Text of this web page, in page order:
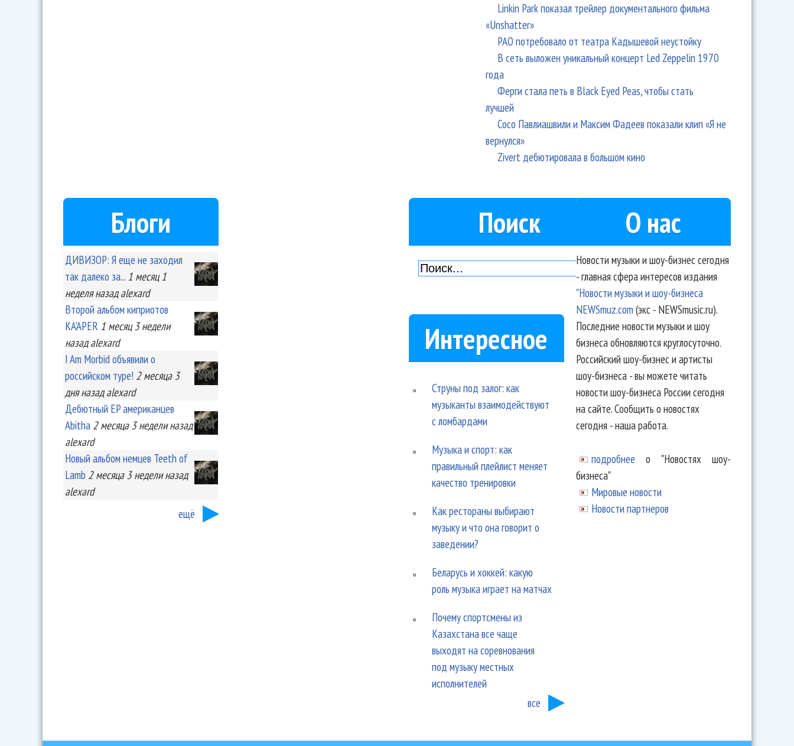
Linkin Park показал трейлер документального фильма
«Unshatter»
РАО потребовало от театра Кадышевой неустойку
В сеть выложен уникальный концерт Led Zeppelin 1970
года
Ферги стала петь в Black Eyed Peas, чтобы стать
лучшей
Сосо Павлиашвили и Максим Фадеев показали клип «Я не
вернулся»
Zivert дебютировала в большом кино
Блоги
ДИВИЗОР: Я еще не заходил
так далеко за... 1 месяц 1
неделяназад alexard
Второй альбом киприотов
KA'APER 1 месяц 3 недели
назад alexard
I Am Morbid объявили о
российском туре! 2 месяца 3
дняназад alexard
Дебютный EP американцев
Abitha 2 месяца 3 неделиназад
alexard
Новый альбом немцев Teeth of
Lamb 2 месяца 3 неделиназад
alexard
ещё
Поиск
Интересное
Струны под залог: как
музыканты взаимодействуют
с ломбардами
Музыка и спорт: как
правильный плейлист меняет
качество тренировки
Как рестораны выбирают
музыку и что она говорит о
заведении?
Беларусь и хоккей: какую
роль музыка играет на матчах
Почему спортсмены из
Казахстана все чаще
выходят на соревнования
под музыку местных
исполнителей
все
О нас
Новости музыки и шоу-бизнес сегодня
- главная сфера интересов издания
"Новости музыки и шоу-бизнеса
NEWSmuz.com(экс - NEWSmusic.ru).
Последние новости музыки и шоу
бизнеса обновляются круглосуточно.
Российский шоу-бизнес и артисты
шоу-бизнеса - вы можете читать
новости шоу-бизнеса России сегодня
на сайте. Сообщить о новостях
сегодня - наша работа.
подробнее о "Новостях шоу-
бизнеса"
Мировые новости
Новости партнеров